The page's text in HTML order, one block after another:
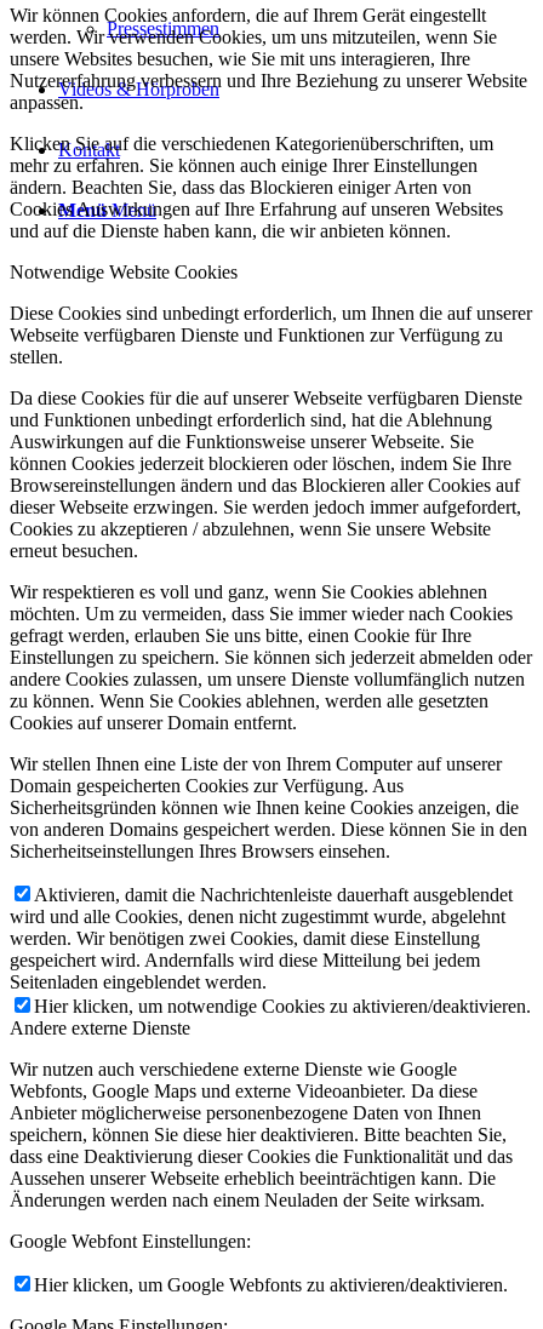
Pressestimmen
Videos & Hörproben
Kontakt
Menü Menü
Wir können Cookies anfordern, die auf Ihrem Gerät eingestellt
werden. Wir verwenden Cookies, um uns mitzuteilen, wenn Sie
unsere Websites besuchen, wie Sie mit uns interagieren, Ihre
Nutzererfahrung verbessern und Ihre Beziehung zu unserer Website
anpassen.
Klicken Sie auf die verschiedenen Kategorienüberschriften, um
mehr zu erfahren. Sie können auch einige Ihrer Einstellungen
ändern. Beachten Sie, dass das Blockieren einiger Arten von
Cookies Auswirkungen auf Ihre Erfahrung auf unseren Websites
und auf die Dienste haben kann, die wir anbieten können.
Notwendige Website Cookies
Diese Cookies sind unbedingt erforderlich, um Ihnen die auf unserer
Webseite verfügbaren Dienste und Funktionen zur Verfügung zu
stellen.
Da diese Cookies für die auf unserer Webseite verfügbaren Dienste
und Funktionen unbedingt erforderlich sind, hat die Ablehnung
Auswirkungen auf die Funktionsweise unserer Webseite. Sie
können Cookies jederzeit blockieren oder löschen, indem Sie Ihre
Browsereinstellungen ändern und das Blockieren aller Cookies auf
dieser Webseite erzwingen. Sie werden jedoch immer aufgefordert,
Cookies zu akzeptieren / abzulehnen, wenn Sie unsere Website
erneut besuchen.
Wir respektieren es voll und ganz, wenn Sie Cookies ablehnen
möchten. Um zu vermeiden, dass Sie immer wieder nach Cookies
gefragt werden, erlauben Sie uns bitte, einen Cookie für Ihre
Einstellungen zu speichern. Sie können sich jederzeit abmelden oder
andere Cookies zulassen, um unsere Dienste vollumfänglich nutzen
zu können. Wenn Sie Cookies ablehnen, werden alle gesetzten
Cookies auf unserer Domain entfernt.
Wir stellen Ihnen eine Liste der von Ihrem Computer auf unserer
Domain gespeicherten Cookies zur Verfügung. Aus
Sicherheitsgründen können wie Ihnen keine Cookies anzeigen, die
von anderen Domains gespeichert werden. Diese können Sie in den
Sicherheitseinstellungen Ihres Browsers einsehen.
Aktivieren, damit die Nachrichtenleiste dauerhaft ausgeblendet
wird und alle Cookies, denen nicht zugestimmt wurde, abgelehnt
werden. Wir benötigen zwei Cookies, damit diese Einstellung
gespeichert wird. Andernfalls wird diese Mitteilung bei jedem
Seitenladen eingeblendet werden.
Hier klicken, um notwendige Cookies zu aktivieren/deaktivieren.
Andere externe Dienste
Wir nutzen auch verschiedene externe Dienste wie Google
Webfonts, Google Maps und externe Videoanbieter. Da diese
Anbieter möglicherweise personenbezogene Daten von Ihnen
speichern, können Sie diese hier deaktivieren. Bitte beachten Sie,
dass eine Deaktivierung dieser Cookies die Funktionalität und das
Aussehen unserer Webseite erheblich beeinträchtigen kann. Die
Änderungen werden nach einem Neuladen der Seite wirksam.
Google Webfont Einstellungen:
Hier klicken, um Google Webfonts zu aktivieren/deaktivieren.